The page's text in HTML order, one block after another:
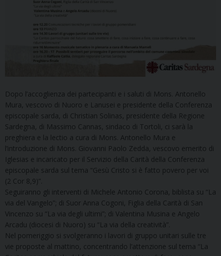
Dopo l’accoglienza dei partecipanti e i saluti di Mons. Antonello
Mura, vescovo di Nuoro e Lanusei e presidente della Conferenza
episcopale sarda, di Christian Solinas, presidente della Regione
Sardegna, di Massimo Cannas, sindaco di Tortoli, ci sarà la
preghiera e la lectio a cura di Mons. Antonello Mura e
l’introduzione di Mons. Giovanni Paolo Zedda, vescovo emerito di
Iglesias e incaricato per il Servizio della Carità della Conferenza
episcopale sarda sul tema “Gesù Cristo si è fatto povero per voi
(2 Cor 8,9)”.
Seguiranno gli interventi di Michele Antonio Corona, biblista su “La
via del Vangelo”; di Suor Anna Cogoni, Figlia della Carità di San
Vincenzo su “La via degli ultimi”; di Valentina Musina e Angelo
Arcadu (diocesi di Nuoro) su “La via della creatività”.
Nel pomeriggio si svolgeranno i lavori di gruppo unitari sulle tre
vie proposte al mattino, concentrando l’attenzione sul tema “La